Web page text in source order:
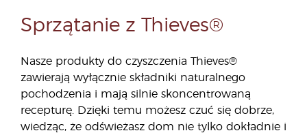
Sprzątanie z Thieves®
Nasze produkty do czyszczenia Thieves®
zawierają wyłącznie składniki naturalnego
pochodzenia i mają silnie skoncentrowaną
recepturę. Dzięki temu możesz czuć się dobrze,
wiedząc, że odświeżasz dom nie tylko dokładnie i